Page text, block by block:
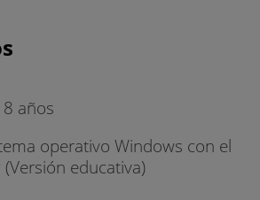
años
operativo Windows con el
educativa)